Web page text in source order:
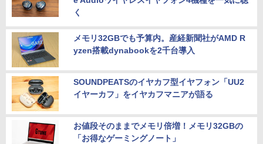
く
メモリ32GBでも予算内。産経新聞社がAMD R
yzen搭載dynabookを2千台導入
SOUNDPEATSのイヤカフ型イヤフォン「UU2
イヤーカフ」をイヤカフマニアが語る
お値段そのままでメモリ倍増！メモリ32GBの
「お得なゲーミングノート」